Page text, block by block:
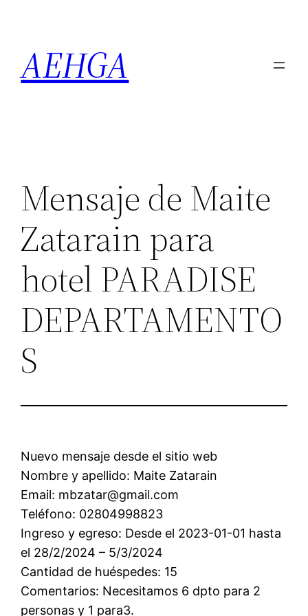
contenido
AEHGA
Mensaje de Maite
Zatarain para
hotel PARADISE
DEPARTAMENTO
S
Nuevo mensaje desde el sitio web
Nombre y apellido: Maite Zatarain
Email: mbzatar@gmail.com
Teléfono: 02804998823
Ingreso y egreso: Desde el 2023-01-01 hasta
el 28/2/2024 – 5/3/2024
Cantidad de huéspedes: 15
Comentarios: Necesitamos 6 dpto para 2
personas y 1 para3.